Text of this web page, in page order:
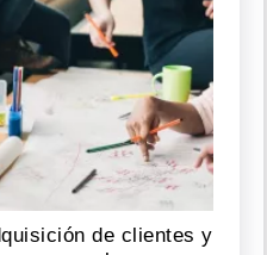
de clientes y